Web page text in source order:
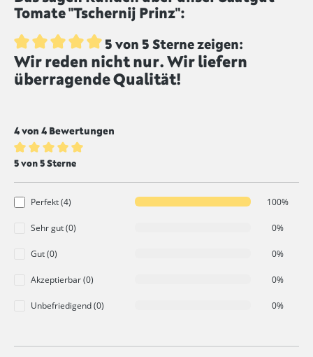
Tomate "Tschernij Prinz":
Durchschnittliche Bewertung von 5 von 5 Sternen
5 von 5 Sterne zeigen:
Wir reden nicht nur. Wir liefern
überragende Qualität!
4 von 4 Bewertungen
Durchschnittliche Bewertung von 5 von 5 Sternen
5 von 5 Sterne
Perfekt (4) 100%
Sehr gut (0) 0%
Gut (0) 0%
Akzeptierbar (0) 0%
Unbefriedigend (0) 0%